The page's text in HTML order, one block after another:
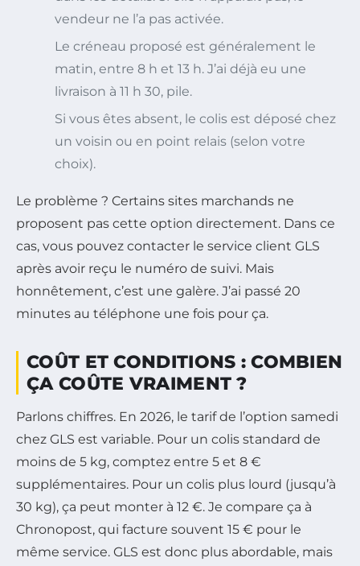
vendeur ne l’a pas activée.
Le créneau proposé est généralement le
matin, entre 8 h et 13 h. J’ai déjà eu une
livraison à 11 h 30, pile.
Si vous êtes absent, le colis est déposé chez
un voisin ou en point relais (selon votre
choix).
Le problème ? Certains sites marchands ne
proposent pas cette option directement. Dans ce
cas, vous pouvez contacter le service client GLS
après avoir reçu le numéro de suivi. Mais
honnêtement, c’est une galère. J’ai passé 20
minutes au téléphone une fois pour ça.
COÛT ET CONDITIONS : COMBIEN
ÇA COÛTE VRAIMENT ?
Parlons chiffres. En 2026, le tarif de l’option samedi
chez GLS est variable. Pour un colis standard de
moins de 5 kg, comptez entre 5 et 8 €
supplémentaires. Pour un colis plus lourd (jusqu’à
30 kg), ça peut monter à 12 €. Je compare ça à
Chronopost, qui facture souvent 15 € pour le
même service. GLS est donc plus abordable, mais